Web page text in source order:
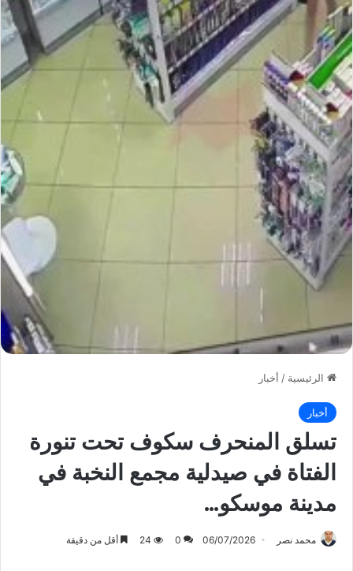
الرئيسية / أخبار
أخبار
تسلق المنحرف سكوف تحت تنورة
الفتاة في صيدلية مجمع النخبة في
مدينة موسكو…
محمد نصر 06/07/2026
0
24 أقل من دقيقة